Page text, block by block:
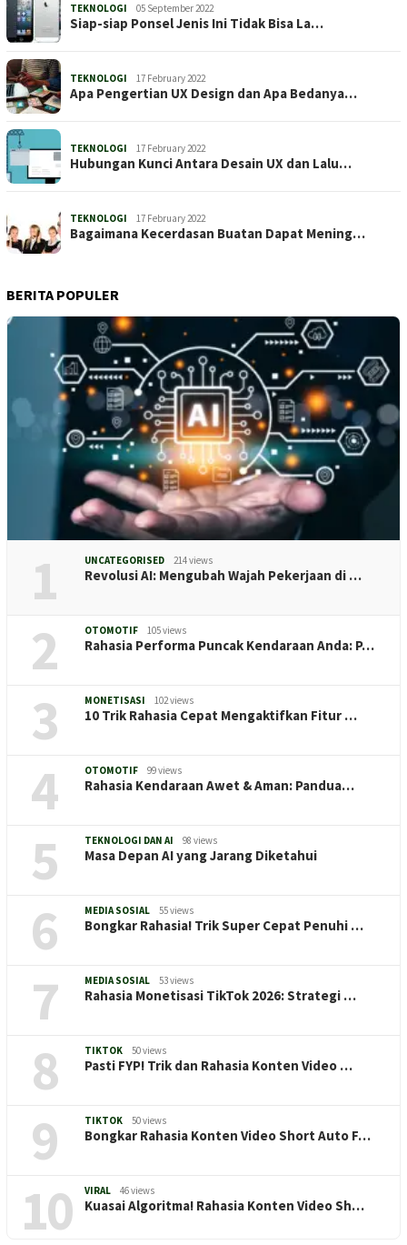
TEKNOLOGI 05 September 2022
Siap-siap Ponsel Jenis Ini Tidak Bisa La…
TEKNOLOGI 17 February 2022
Apa Pengertian UX Design dan Apa Bedanya…
TEKNOLOGI 17 February 2022
Hubungan Kunci Antara Desain UX dan Lalu…
TEKNOLOGI 17 February 2022
Bagaimana Kecerdasan Buatan Dapat Mening…
BERITA POPULER
1 UNCATEGORISED 214 views
Revolusi AI: Mengubah Wajah Pekerjaan di …
2 OTOMOTIF 105 views
Rahasia Performa Puncak Kendaraan Anda: P…
3 MONETISASI 102 views
10 Trik Rahasia Cepat Mengaktifkan Fitur …
4 OTOMOTIF 99 views
Rahasia Kendaraan Awet & Aman: Pandua…
5 TEKNOLOGI DAN AI 98 views
Masa Depan AI yang Jarang Diketahui
6 MEDIA SOSIAL 55 views
Bongkar Rahasia! Trik Super Cepat Penuhi …
7 MEDIA SOSIAL 53 views
Rahasia Monetisasi TikTok 2026: Strategi …
8 TIKTOK 50 views
Pasti FYP! Trik dan Rahasia Konten Video …
9 TIKTOK 50 views
Bongkar Rahasia Konten Video Short Auto F…
10 VIRAL 46 views
Kuasai Algoritma! Rahasia Konten Video Sh…